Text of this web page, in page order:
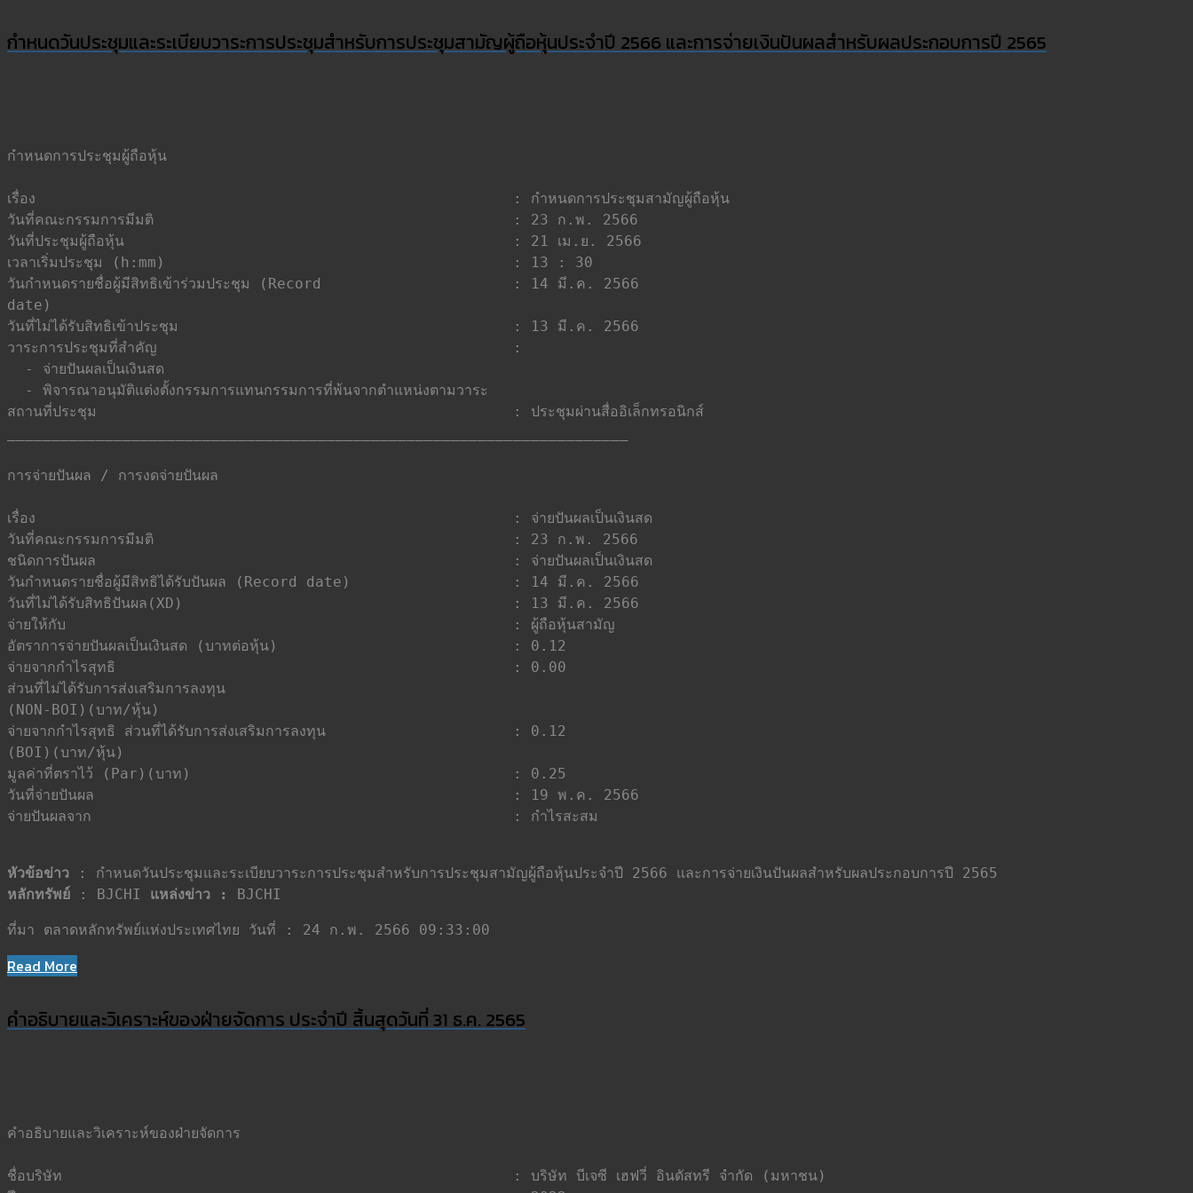
กำหนดวันประชุมและระเบียบวาระการประชุมสำหรับการประชุมสามัญผู้ถือหุ้นประจำปี 2566 และการจ่ายเงินปันผลสำหรับผลประกอบการปี 2565
กำหนดการประชุมผู้ถือหุ้น
เรื่อง                                  			 : กำหนดการประชุมสามัญผู้ถือหุ้น
วันที่คณะกรรมการมีมติ                     			 : 23 ก.พ. 2566
วันที่ประชุมผู้ถือหุ้น                        			 : 21 เม.ย. 2566
เวลาเริ่มประชุม (h:mm)                   			 : 13 : 30
วันกำหนดรายชื่อผู้มีสิทธิเข้าร่วมประชุม (Record 			 : 14 มี.ค. 2566
date)
วันที่ไม่ได้รับสิทธิเข้าประชุม                			 : 13 มี.ค. 2566
วาระการประชุมที่สำคัญ                    			 :
  - จ่ายปันผลเป็นเงินสด
  - พิจารณาอนุมัติแต่งตั้งกรรมการแทนกรรมการที่พ้นจากตำแหน่งตามวาระ
สถานที่ประชุม                            			 : ประชุมผ่านสื่ออิเล็กทรอนิกส์
การจ่ายปันผล / การงดจ่ายปันผล
เรื่อง                                  			 : จ่ายปันผลเป็นเงินสด
วันที่คณะกรรมการมีมติ                     			 : 23 ก.พ. 2566
ชนิดการปันผล                           			 : จ่ายปันผลเป็นเงินสด
วันกำหนดรายชื่อผู้มีสิทธิได้รับปันผล (Record date)			 : 14 มี.ค. 2566
วันที่ไม่ได้รับสิทธิปันผล(XD)               			 : 13 มี.ค. 2566
จ่ายให้กับ                              			 : ผู้ถือหุ้นสามัญ
อัตราการจ่ายปันผลเป็นเงินสด (บาทต่อหุ้น)   			 : 0.12
จ่ายจากกำไรสุทธิ                         			 : 0.00
ส่วนที่ไม่ได้รับการส่งเสริมการลงทุน
(NON-BOI)(บาท/หุ้น)
จ่ายจากกำไรสุทธิ ส่วนที่ได้รับการส่งเสริมการลงทุน 			 : 0.12
(BOI)(บาท/หุ้น)
มูลค่าที่ตราไว้ (Par)(บาท)                 			 : 0.25
วันที่จ่ายปันผล                          			 : 19 พ.ค. 2566
หัวข้อข่าว
หลักทรัพย์ : BJCHI แหล่งข่าว : BJCHI
ที่มา ตลาดหลักทรัพย์แห่งประเทศไทย วันที่ : 24 ก.พ. 2566 09:33:00
Read More
คำอธิบายและวิเคราะห์ของฝ่ายจัดการ ประจำปี สิ้นสุดวันที่ 31 ธ.ค. 2565
คำอธิบายและวิเคราะห์ของฝ่ายจัดการ
ชื่อบริษัท                               			 : บริษัท บีเจซี เฮฟวี่ อินดัสทรี จำกัด (มหาชน)